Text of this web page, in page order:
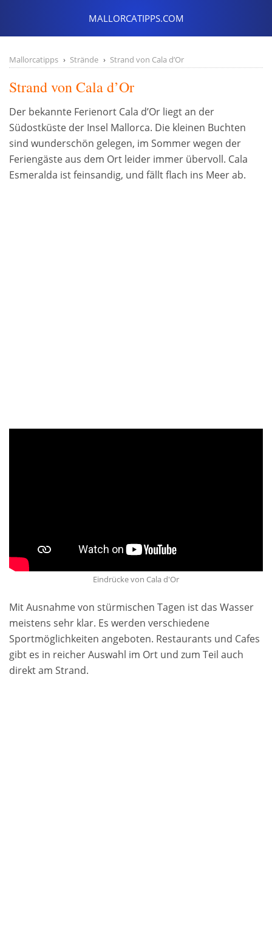
Mallorcatipps Strände Strand von Cala d’Or
Strand von Cala d’Or
Der bekannte Ferienort Cala d’Or liegt an der
Südostküste der Insel Mallorca. Die kleinen Buchten
sind wunderschön gelegen, im Sommer wegen der
Feriengäste aus dem Ort leider immer übervoll. Cala
Esmeralda ist feinsandig, und fällt flach ins Meer ab.
Eindrücke von Cala d'Or
Mit Ausnahme von stürmischen Tagen ist das Wasser
meistens sehr klar. Es werden verschiedene
Sportmöglichkeiten angeboten. Restaurants und Cafes
gibt es in reicher Auswahl im Ort und zum Teil auch
direkt am Strand.